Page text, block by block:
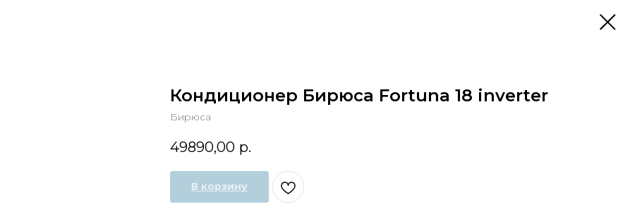
Кондиционер Бирюса Fortuna 18 inverter
Бирюса
49890,00 р.
В корзину